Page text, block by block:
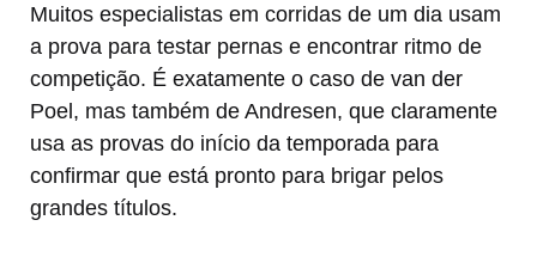
Muitos especialistas em corridas de um dia usam
a prova para testar pernas e encontrar ritmo de
competição. É exatamente o caso de van der
Poel, mas também de Andresen, que claramente
usa as provas do início da temporada para
confirmar que está pronto para brigar pelos
grandes títulos.